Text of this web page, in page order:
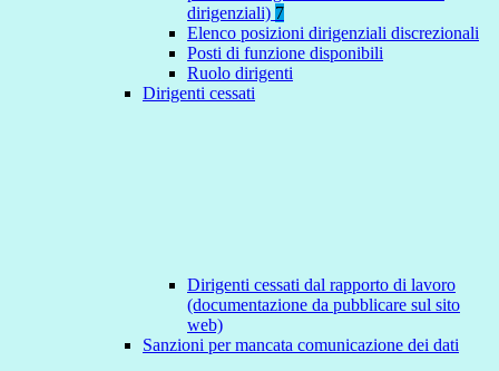
dirigenziali) 7
Elenco posizioni dirigenziali discrezionali
Posti di funzione disponibili
Ruolo dirigenti
Dirigenti cessati
Dirigenti cessati dal rapporto di lavoro
(documentazione da pubblicare sul sito
web)
Sanzioni per mancata comunicazione dei dati